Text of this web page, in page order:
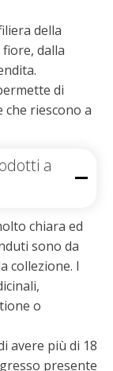
della
dalla
di
riescono a
a
chiara ed
sono da
collezione. I
o
avere più di 18
presente